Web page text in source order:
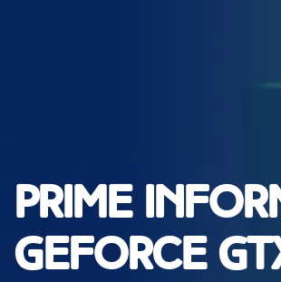
Prime
GeForce